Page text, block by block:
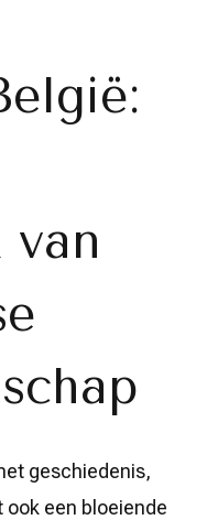
Dating
in
België:
Vlaanderen
van
geschiedenis,
een bloeiende